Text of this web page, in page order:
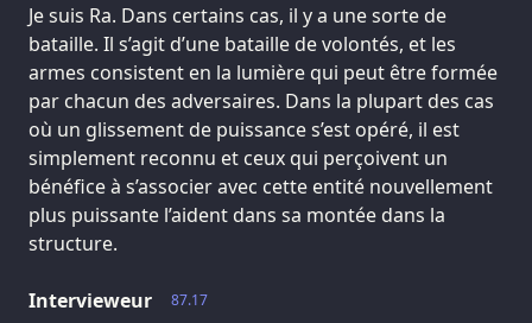
Je suis Ra. Dans certains cas, il y a une sorte de
bataille. Il s’agit d’une bataille de volontés, et les
armes consistent en la lumière qui peut être formée
par chacun des adversaires. Dans la plupart des cas
où un glissement de puissance s’est opéré, il est
simplement reconnu et ceux qui perçoivent un
bénéfice à s’associer avec cette entité nouvellement
plus puissante l’aident dans sa montée dans la
structure.
87.17
Intervieweur